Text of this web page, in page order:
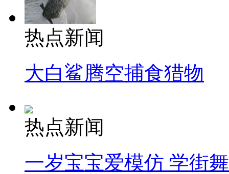
热点新闻
大白鲨腾空捕食猎物
热点新闻
一岁宝宝爱模仿 学街